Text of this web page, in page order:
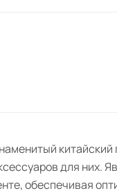
для них.
обеспечивая